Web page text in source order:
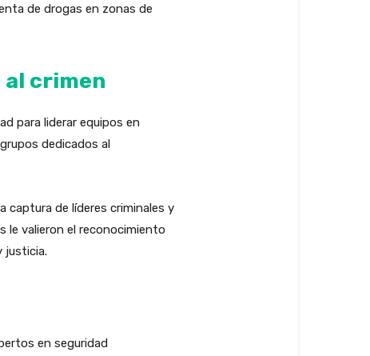
de drogas en zonas de
crimen
para liderar equipos en
dedicados al
captura de líderes criminales y
le valieron el reconocimiento
justicia.
en seguridad